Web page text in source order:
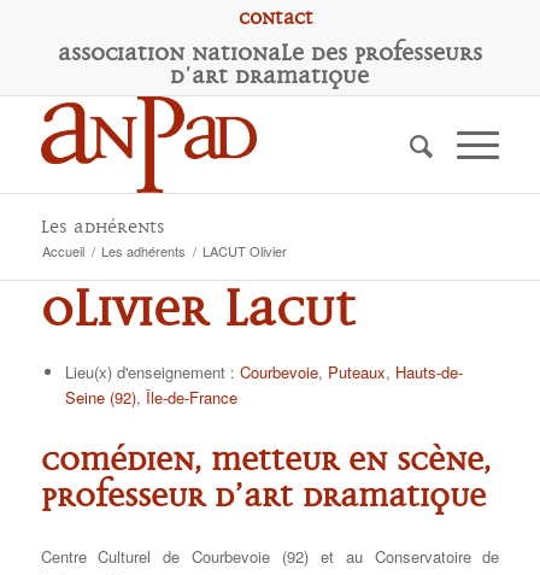
Contact
Association Nationale des Professeurs
d'Art Dramatique
Les adhérents
Accueil / Les adhérents / LACUT Olivier
Olivier LACUT
Lieu(x) d'enseignement : Courbevoie, Puteaux, Hauts-de-
Seine (92), Île-de-France
Comédien, metteur en scène,
professeur d’art dramatique
Centre Culturel de Courbevoie (92) et au Conservatoire de